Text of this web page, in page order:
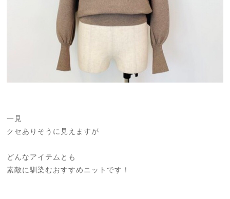
一見
クセありそうに見えますが
どんなアイテムとも
素敵に馴染むおすすめニットです！